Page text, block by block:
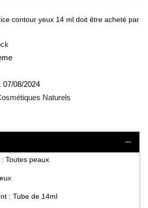
contour yeux 14 ml doit être acheté par
07/08/2024
Naturels
Toutes peaux
: Tube de 14ml